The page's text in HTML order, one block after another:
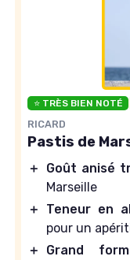
⭐ TRÈS BIEN NOTÉ
RICARD
Pastis de
＋ Goût anisé
Marseille
＋
Teneur en
pour un
＋
Grand